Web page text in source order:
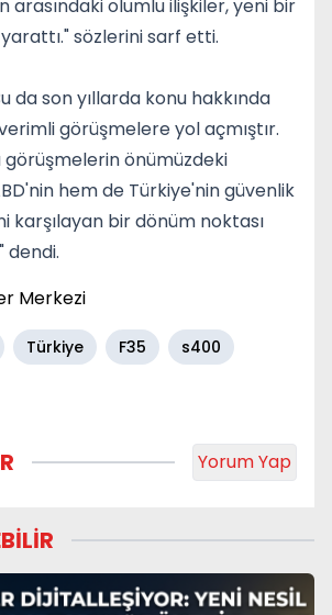
arasındaki olumlu ilişkiler, yeni bir
sözlerini sarf etti.
da son yıllarda konu hakkında
görüşmelere yol açmıştır.
görüşmelerin önümüzdeki
hem de Türkiye'nin güvenlik
karşılayan bir dönüm noktası
dendi.
Merkezi
Türkiye F35
s400
Yorum Yap